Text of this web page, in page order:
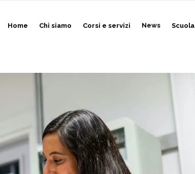
Home Chi siamo Corsi e servizi News